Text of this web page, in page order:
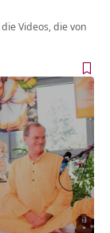
Videos, die von